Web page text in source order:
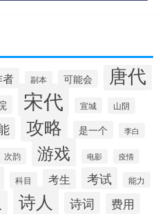
副本 可能会 唐代
宋代 宣城 山阴
攻略 是一个 李白
次韵 游戏 电影 疫情
科目 考生 考试 能力
诗人 诗词 费用